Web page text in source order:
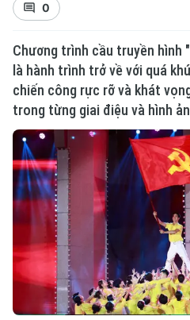
0
Chương trình cầu truyền hình
là hành trình trở về với quá
chiến công rực rỡ và khát
trong từng giai điệu và hình